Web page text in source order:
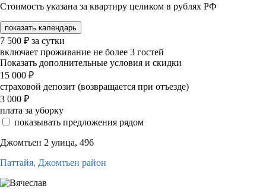
Стоимость указана за квартиру целиком в рублях РФ
показать календарь
7 500 ₽ за сутки
включает проживание не более 3 гостей
Показать дополнительные условия и скидки
15 000 ₽
страховой депозит (возвращается при отъезде)
3 000 ₽
плата за уборку
показывать предложения рядом
Джомтьен 2 улица, 496
Паттайя, Джомтьен район